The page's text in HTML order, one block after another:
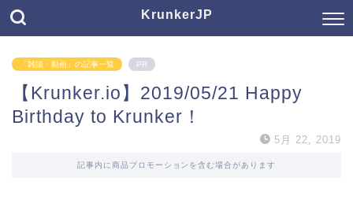
KrunkerJP
「雑談・動画」の記事一覧 PR
【Krunker.io】2019/05/21 Happy
Birthday to Krunker！
5月 22, 2019
記事内に商品プロモーションを含む場合があります